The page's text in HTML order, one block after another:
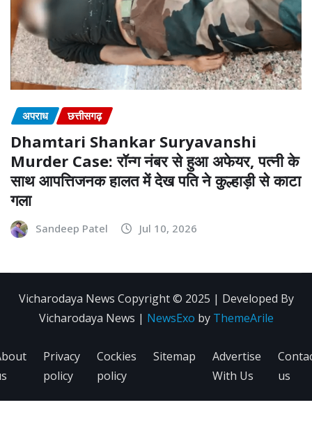
अपराध छत्तीसगढ़
Dhamtari Shankar Suryavanshi
Murder Case: रॉन्ग नंबर से हुआ अफेयर, पत्नी के
साथ आपत्तिजनक हालत में देख पति ने कुल्हाड़ी से काटा
गला
Sandeep Patel Jul 10, 2026
Vicharodaya News Copyright © 2025 | Developed By
Vicharodaya News | NewsExo by ThemeArile
Privacy
policy
Cockies
policy
Sitemap
Advertise
With Us
us